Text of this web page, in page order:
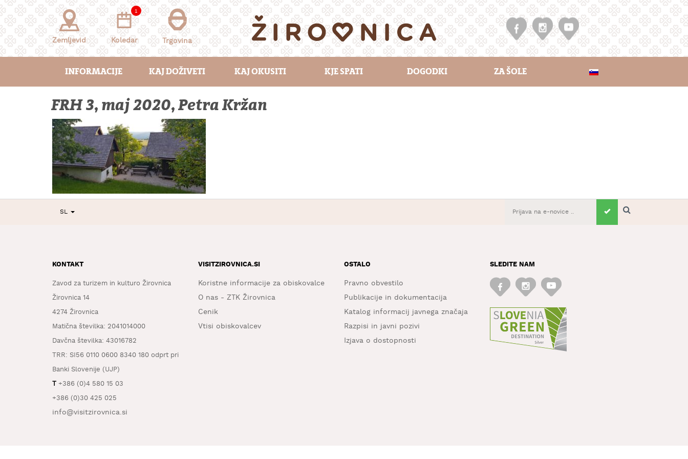
Zemljevid
1
Koledar Trgovina
INFORMACIJE KAJ DOŽIVETI KAJ OKUSITI KJE SPATI DOGODKI ZA ŠOLE
FRH 3, maj 2020, Petra Kržan
SL
KONTAKT
Zavod za turizem in kulturo Žirovnica
Žirovnica 14
4274 Žirovnica
Matična številka: 2041014000
Davčna številka: 43016782
TRR: SI56 0110 0600 8340 180 odprt pri
Banki Slovenije (UJP)
T +386 (0)4 580 15 03
+386 (0)30 425 025
info@visitzirovnica.si
VISITZIROVNICA.SI
Koristne informacije za obiskovalce
O nas - ZTK Žirovnica
Cenik
Vtisi obiskovalcev
OSTALO
Pravno obvestilo
Publikacije in dokumentacija
Katalog informacij javnega značaja
Razpisi in javni pozivi
Izjava o dostopnosti
SLEDITE NAM